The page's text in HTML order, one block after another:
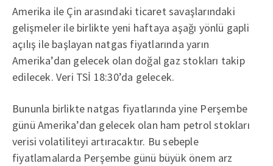
Amerika ile Çin arasındaki ticaret savaşlarındaki
gelişmeler ile birlikte yeni haftaya aşağı yönlü gapli
açılış ile başlayan natgas fiyatlarında yarın
Amerika’dan gelecek olan doğal gaz stokları takip
edilecek. Veri TSİ 18:30’da gelecek.
Bununla birlikte natgas fiyatlarında yine Perşembe
günü Amerika’dan gelecek olan ham petrol stokları
verisi volatiliteyi artıracaktır. Bu sebeple
fiyatlamalarda Perşembe günü büyük önem arz